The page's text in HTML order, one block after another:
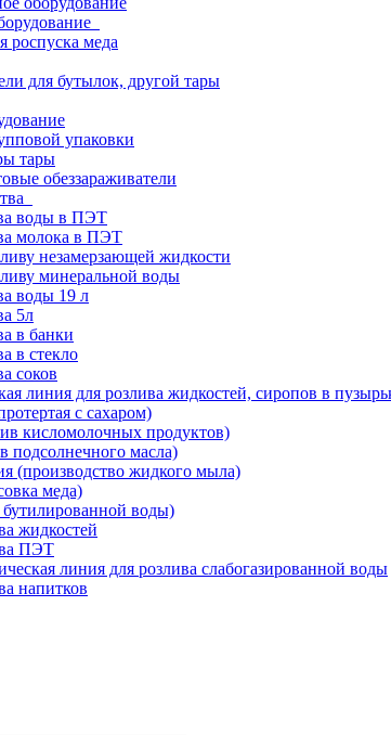
роспуска меда
для бутылок, другой тары
упаковки
тары
обеззараживатели
воды в ПЭТ
молока в ПЭТ
незамерзающей жидкости
минеральной воды
воды 19 л
5л
в банки
в стекло
соков
линия для розлива жидкостей, сиропов в
с сахаром)
кисломолочных продуктов)
подсолнечного масла)
(производство жидкого мыла)
меда)
воды)
жидкостей
ПЭТ
линия для розлива слабогазированной воды
напитков